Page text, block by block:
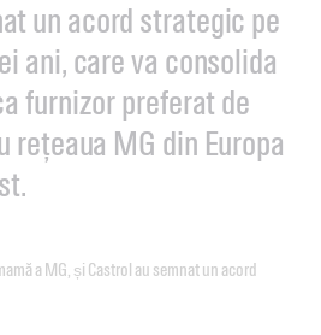
un acord strategic pe
ani, care va consolida
furnizor preferat de
MG din Europa
a MG, și Castrol au semnat un acord